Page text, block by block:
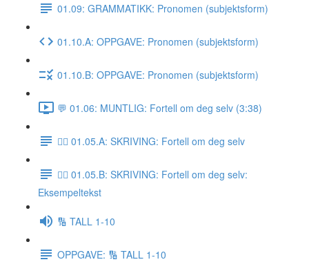
01.09: GRAMMATIKK: Pronomen (subjektsform)
01.10.A: OPPGAVE: Pronomen (subjektsform)
01.10.B: OPPGAVE: Pronomen (subjektsform)
💬 01.06: MUNTLIG: Fortell om deg selv (3:38)
✍🏼 01.05.A: SKRIVING: Fortell om deg selv
✍🏼 01.05.B: SKRIVING: Fortell om deg selv:
Eksempeltekst
🔢 TALL 1-10
OPPGAVE: 🔢 TALL 1-10